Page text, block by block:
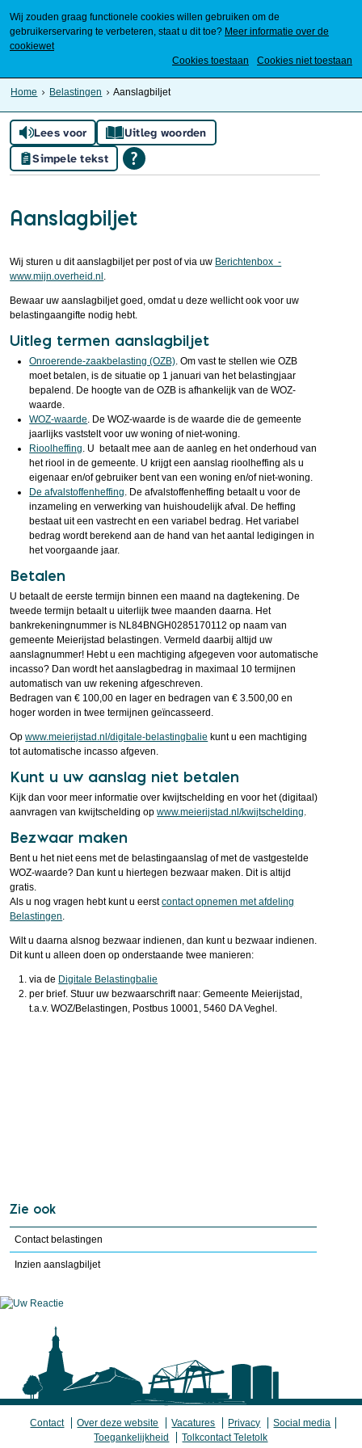
Wij zouden graag functionele cookies willen gebruiken om de
gebruikerservaring te verbeteren, staat u dit toe? Meer informatie over de
cookiewet
Cookies toestaan
Cookies niet toestaan
Home Belastingen Aanslagbiljet
Lees voor
Uitleg woorden
Simpele tekst
Aanslagbiljet
Wij sturen u dit aanslagbiljet per post of via uw Berichtenbox -
www.mijn.overheid.nl
Bewaar uw aanslagbiljet goed, omdat u deze wellicht ook voor uw
belastingaangifte nodig hebt.
Uitleg termen aanslagbiljet
Onroerende-zaakbelasting (OZB) . Om vast te stellen wie OZB
moet betalen, is de situatie op 1 januari van het belastingjaar
bepalend. De hoogte van de OZB is afhankelijk van de WOZ-
waarde.
WOZ-waarde . De WOZ-waarde is de waarde die de gemeente
jaarlijks vaststelt voor uw woning of niet-woning.
Rioolheffing . U betaalt mee aan de aanleg en het onderhoud van
het riool in de gemeente. U krijgt een aanslag rioolheffing als u
eigenaar en/of gebruiker bent van een woning en/of niet-woning.
De afvalstoffenheffing . De afvalstoffenheffing betaalt u voor de
inzameling en verwerking van huishoudelijk afval. De heffing
bestaat uit een vastrecht en een variabel bedrag. Het variabel
bedrag wordt berekend aan de hand van het aantal ledigingen in
het voorgaande jaar.
Betalen
U betaalt de eerste termijn binnen een maand na dagtekening. De
tweede termijn betaalt u uiterlijk twee maanden daarna. Het
bankrekeningnummer is NL84BNGH0285170112 op naam van
gemeente Meierijstad belastingen. Vermeld daarbij altijd uw
aanslagnummer! Hebt u een machtiging afgegeven voor automatische
incasso? Dan wordt het aanslagbedrag in maximaal 10 termijnen
automatisch van uw rekening afgeschreven.
Bedragen van € 100,00 en lager en bedragen van € 3.500,00 en
hoger worden in twee termijnen geïncasseerd.
Opwww.meierijstad.nl/digitale-belastingbalie kunt u een machtiging
tot automatische incasso afgeven.
Kunt u uw aanslag niet betalen
Kijk dan voor meer informatie over kwijtschelding en voor het (digitaal)
aanvragen van kwijtschelding opwww.meierijstad.nl/kwijtschelding
Bezwaar maken
Bent u het niet eens met de belastingaanslag of met de vastgestelde
WOZ-waarde? Dan kunt u hiertegen bezwaar maken. Dit is altijd
gratis.
Als u nog vragen hebt kunt u eerstcontact opnemen met afdeling
Belastingen
Wilt u daarna alsnog bezwaar indienen, dan kunt u bezwaar indienen.
Dit kunt u alleen doen op onderstaande twee manieren:
via de Digitale Belastingbalie
per brief. Stuur uw bezwaarschrift naar: Gemeente Meierijstad,
t.a.v. WOZ/Belastingen, Postbus 10001, 5460 DA Veghel.
Zie ook
Contact belastingen
Inzien aanslagbiljet
Contact Over deze website Vacatures Privacy
Social media
Toegankelijkheid
Tolkcontact Teletolk